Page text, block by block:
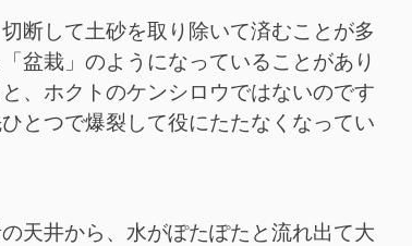
断して土砂を取り除いて済むことが多
盆栽」のようになっていることがあり
、ホクトのケンシロウではないのです
とつで爆裂して役にたたなくなってい
天井から、水がぽたぽたと流れ出て大